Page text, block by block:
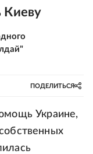
Киеву
ПОДЕЛИТЬСЯ
Украине,